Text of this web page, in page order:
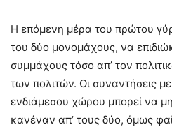
Η επόμενη μέρα του πρώτου
του δύο μονομάχους, να
συμμάχους τόσο απ’ τον
των πολιτών. Οι συναντήσεις
ενδιάμεσου χώρου μπορεί να
κανέναν απ’ τους δύο, όμως